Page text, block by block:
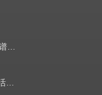
S2 PUMA Series Ⅱ能量色散型X射线荧光光谱仪（EDXRF）
LabMaster-Aw Neo台式控温型高精度水分活度测定仪